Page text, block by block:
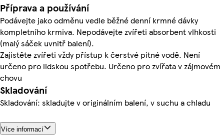
Příprava a používání
Podávejte jako odměnu vedle běžné denní krmné dávky
kompletního krmiva. Nepodávejte zvířeti absorbent vlhkosti
(malý sáček uvnitř balení).
Zajistěte zvířeti vždy přístup k čerstvé pitné vodě. Není
určeno pro lidskou spotřebu. Určeno pro zvířata v zájmovém
chovu
Skladování
Skladování: skladujte v originálním balení, v suchu a chladu
Více informací